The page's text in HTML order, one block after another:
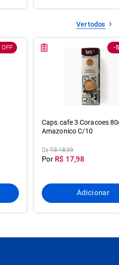
Ver todos
OFF -
Caps.cafe 3 Coracoes
Amazonico C/10
De R$ 18,99
Por R$ 17,98
Adicionar